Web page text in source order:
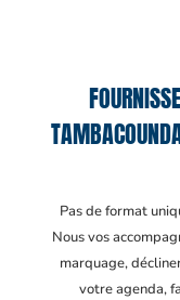
Pas de format
Nous vos
marquage,
votre agenda,